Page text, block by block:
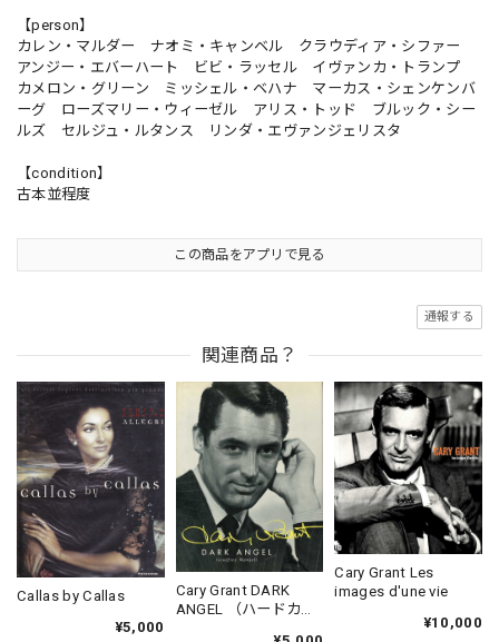
【person】
カレン・マルダー ナオミ・キャンベル クラウディア・シファー
アンジー・エバーハート ビビ・ラッセル イヴァンカ・トランプ
カメロン・グリーン ミッシェル・ベハナ マーカス・シェンケンバ
ーグ ローズマリー・ウィーゼル アリス・トッド ブルック・シー
ルズ セルジュ・ルタンス リンダ・エヴァンジェリスタ
【condition】
古本並程度
この商品をアプリで見る
通報する
関連商品？
Callas by Callas
¥5,000
Cary Grant DARK
ANGEL （ハードカバ
Cary Grant Les
images d'une vie
¥10,000